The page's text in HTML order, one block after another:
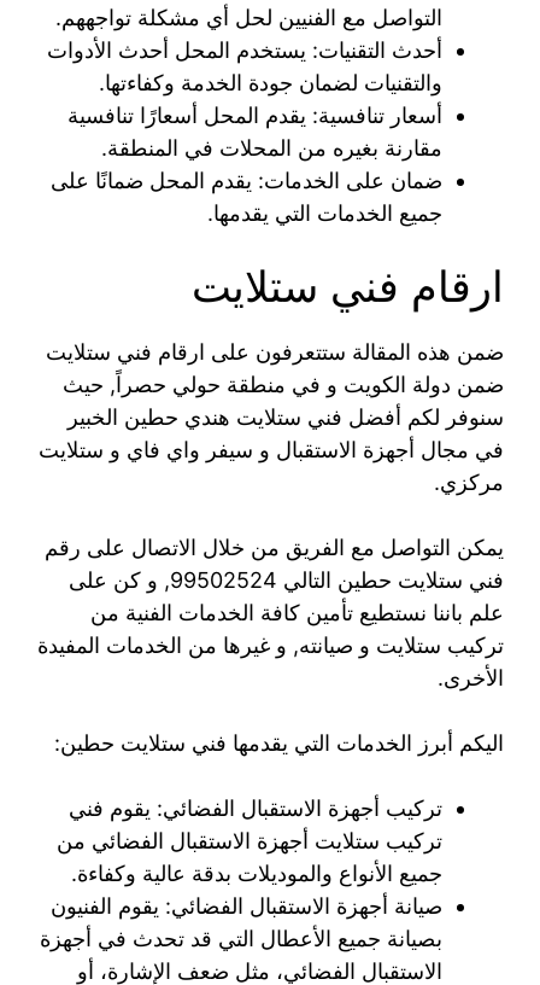
التواصل مع الفنيين لحل أي مشكلة تواجههم.
أحدث التقنيات: يستخدم المحل أحدث الأدوات
والتقنيات لضمان جودة الخدمة وكفاءتها.
أسعار تنافسية: يقدم المحل أسعارًا تنافسية
مقارنة بغيره من المحلات في المنطقة.
ضمان على الخدمات: يقدم المحل ضمانًا على
جميع الخدمات التي يقدمها.
ارقام فني ستلايت
ضمن هذه المقالة ستتعرفون على ارقام فني ستلايت
ضمن دولة الكويت و في منطقة حولي حصراً, حيث
سنوفر لكم أفضل فني ستلايت هندي حطين الخبير
في مجال أجهزة الاستقبال و سيفر واي فاي و ستلايت
مركزي.
يمكن التواصل مع الفريق من خلال الاتصال على رقم
فني ستلايت حطين التالي 99502524, و كن على
علم باننا نستطيع تأمين كافة الخدمات الفنية من
تركيب ستلايت و صيانته, و غيرها من الخدمات المفيدة
الأخرى.
اليكم أبرز الخدمات التي يقدمها فني ستلايت حطين:
تركيب أجهزة الاستقبال الفضائي: يقوم فني
تركيب ستلايت أجهزة الاستقبال الفضائي من
جميع الأنواع والموديلات بدقة عالية وكفاءة.
صيانة أجهزة الاستقبال الفضائي: يقوم الفنيون
بصيانة جميع الأعطال التي قد تحدث في أجهزة
الاستقبال الفضائي، مثل ضعف الإشارة، أو